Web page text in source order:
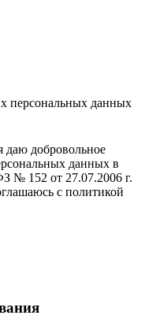
персональных данных
добровольное
данных в
№ 152 от 27.07.2006 г.
с политикой